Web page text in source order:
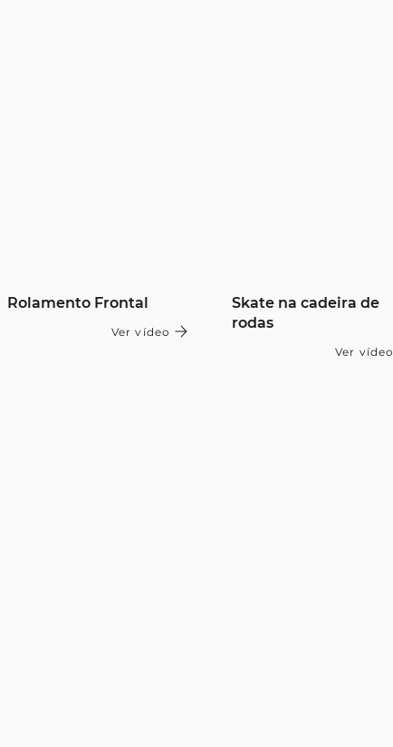
Rolamento Frontal
Ver vídeo
Skate na cadeira de
rodas
Ver vídeo